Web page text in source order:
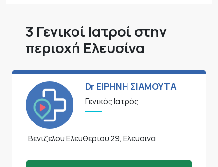
3 Γενικοί Ιατροί στην
περιοχή Ελευσίνα
Dr ΕΙΡΗΝΗ ΣΙΑΜΟΥΤΑ
Γενικός Ιατρός
Βενιζελου Ελευθεριου 29, Ελευσινα